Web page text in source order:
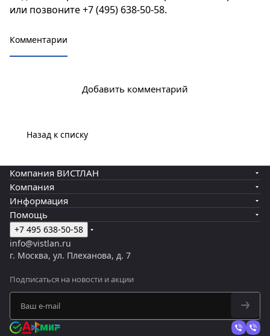
или позвоните+7 (495) 638-50-58.
Комментарии
Добавить комментарий
Назад к списку
Компания ВИСТЛАН
Компания
Информация
Помощь
+7 495 638-50-58
info@vistlan.ru
г. Москва, ул. Плеханова, д. 7
Подписаться на новости и акции